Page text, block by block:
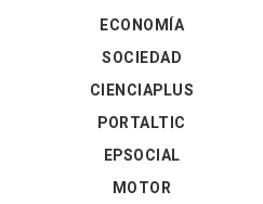
ECONOMÍA
SOCIEDAD
CIENCIAPLUS
PORTALTIC
EPSOCIAL
MOTOR